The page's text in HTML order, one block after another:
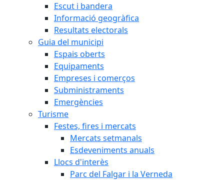
Escut i bandera
Informació geogràfica
Resultats electorals
Guia del municipi
Espais oberts
Equipaments
Empreses i comerços
Subministraments
Emergències
Turisme
Festes, fires i mercats
Mercats setmanals
Esdeveniments anuals
Llocs d'interès
Parc del Falgar i la Verneda